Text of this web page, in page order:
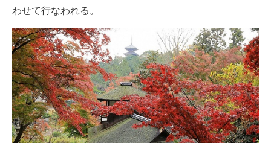
わせて行なわれる。